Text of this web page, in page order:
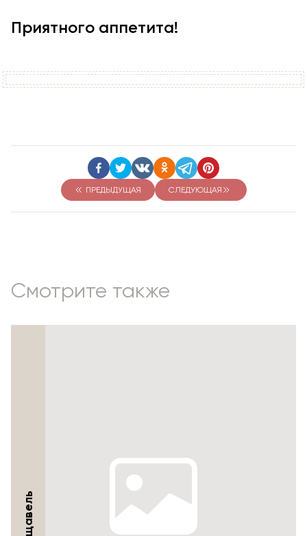
Приятного аппетита!
ПРЕДЫДУЩАЯ СЛЕДУЮЩАЯ
Смотрите также